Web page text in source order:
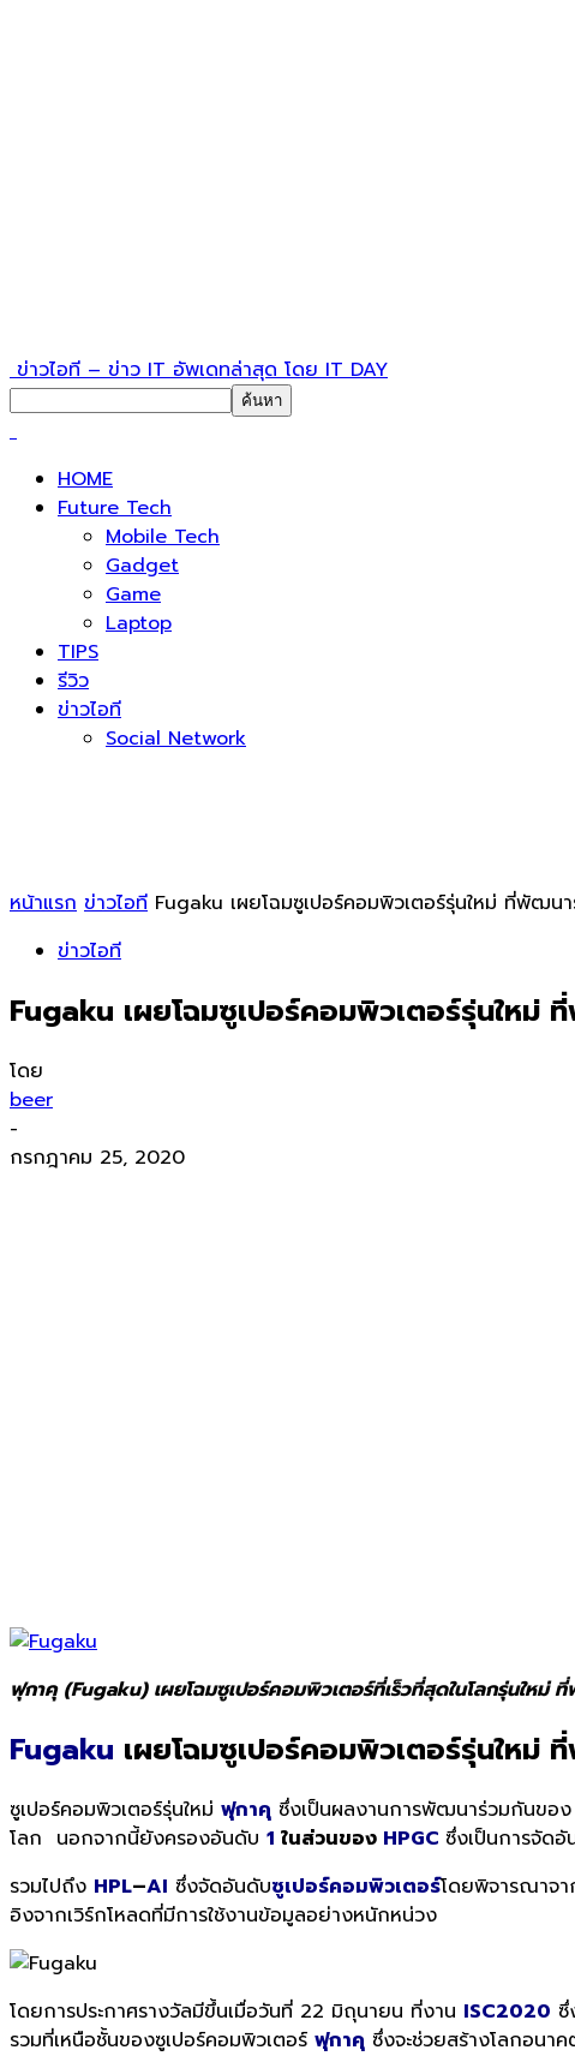
ข่าวไอที – ข่าว IT อัพเดทล่าสุด โดย IT DAY
HOME
Future Tech
Mobile Tech
Gadget
Game
Laptop
TIPS
รีวิว
ข่าวไอที
Social Network
หน้าแรก ข่าวไอที Fugaku เผยโฉมซูเปอร์คอมพิวเตอร์รุ่นใหม่ ที่พัฒน
ข่าวไอที
Fugaku เผยโฉมซูเปอร์คอมพิวเตอร์รุ่นใหม่
โดย
beer
-
กรกฎาคม 25, 2020
ฟุกาคุ (Fugaku) เผยโฉมซูเปอร์คอมพิวเตอร์ที่เร็วที่สุดในโลกรุ่นใหม่
Fugaku เผยโฉมซูเปอร์คอมพิวเตอร์รุ่นใหม่
ซูเปอร์คอมพิวเตอร์รุ่นใหม่ ฟุกาคุ ซึ่งเป็นผลงานการพัฒนาร่วมกันของ
โลก นอกจากนี้ยังครองอันดับ 1 ในส่วนของ HPGC ซึ่งเป็นการจัด
รวมไปถึง HPL–AI ซึ่งจัดอันดับซูเปอร์คอมพิวเตอร์โดยพิจารณาจา
อิงจากเวิร์กโหลดที่มีการใช้งานข้อมูลอย่างหนักหน่วง
โดยการประกาศรางวัลมีขึ้นเมื่อวันที่ 22 มิถุนายน ที่งาน ISC2020
รวมที่เหนือชั้นของซูเปอร์คอมพิวเตอร์ ฟุกาคุ ซึ่งจะช่วยสร้างโลกอนา